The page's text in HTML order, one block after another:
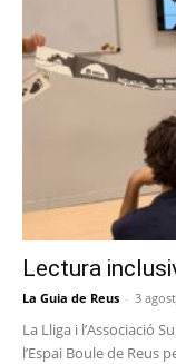
Lectura
La Guia de Reus - 3
La Lliga i l’Associació
l’Espai Boule de Reus